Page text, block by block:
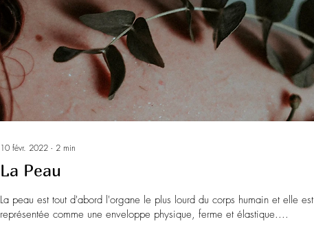
10 févr. 2022 ∙ 2 min
La Peau
La peau est tout d'abord l'organe le plus lourd du corps humain et elle est
représentée comme une enveloppe physique, ferme et élastique....